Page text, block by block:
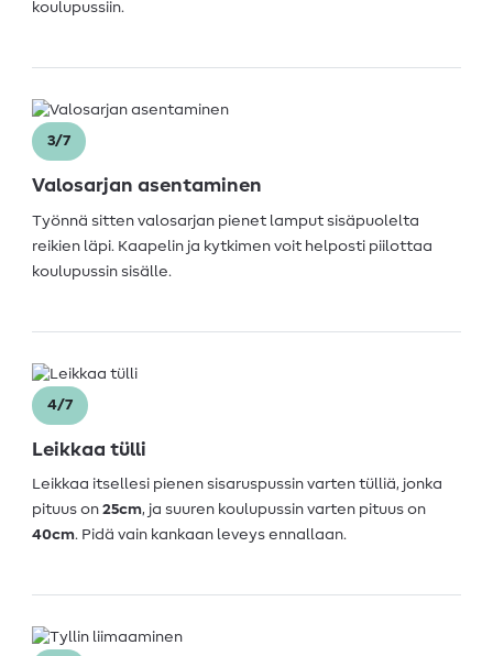
koulupussiin.
3/7
Valosarjan asentaminen
Työnnä sitten valosarjan pienet lamput sisäpuolelta
reikien läpi. Kaapelin ja kytkimen voit helposti piilottaa
koulupussin sisälle.
4/7
Leikkaa tülli
Leikkaa itsellesi pienen sisaruspussin varten tülliä, jonka
pituus on 25cm, ja suuren koulupussin varten pituus on
40cm. Pidä vain kankaan leveys ennallaan.